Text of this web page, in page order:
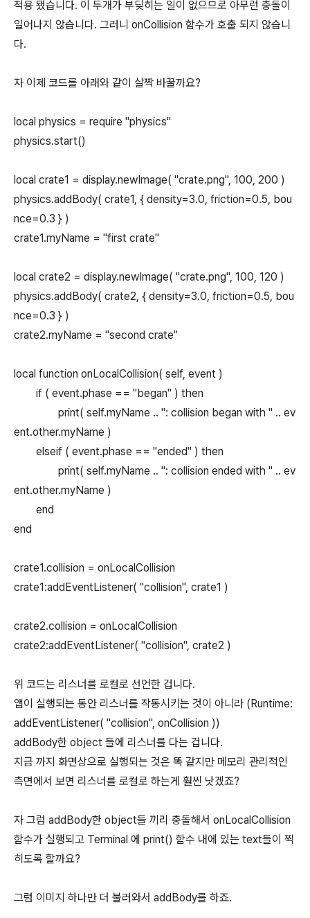
적용 됐습니다. 이 두개가 부딪히는 일이 없으므로 아무런 충돌이
일어나지 않습니다. 그러니 onCollision 함수가 호출 되지 않습니
다.
자 이제 코드를 아래와 같이 살짝 바꿀까요?
local physics = require "physics"
physics.start()
local crate1 = display.newImage( "crate.png", 100, 200 )
physics.addBody( crate1, { density=3.0, friction=0.5, bou
nce=0.3 } )
crate1.myName = "first crate"
local crate2 = display.newImage( "crate.png", 100, 120 )
physics.addBody( crate2, { density=3.0, friction=0.5, bou
nce=0.3 } )
crate2.myName = "second crate"
local function onLocalCollision( self, event )
if ( event.phase == "began" ) then
print( self.myName .. ": collision began with " .. ev
ent.other.myName )
elseif ( event.phase == "ended" ) then
print( self.myName .. ": collision ended with " .. ev
ent.other.myName )
end
end
crate1.collision = onLocalCollision
crate1:addEventListener( "collision", crate1 )
crate2.collision = onLocalCollision
crate2:addEventListener( "collision", crate2 )
위 코드는 리스너를 로컬로 선언한 겁니다.
앱이 실행되는 동안 리스너를 작동시키는 것이 아니라 (Runtime:
addEventListener( "collision", onCollision ))
addBody한 object 들에 리스너를 다는 겁니다.
지금 까지 화면상으로 실행되는 것은 똑 같지만 메모리 관리적인
측면에서 보면 리스너를 로컬로 하는게 훨씬 낫겠죠?
자 그럼 addBody한 object들 끼리 충돌해서 onLocalCollision
함수가 실행되고 Terminal 에 print() 함수 내에 있는 text들이 찍
히도록 할까요?
그럼 이미지 하나만 더 불러와서 addBody를 하죠.